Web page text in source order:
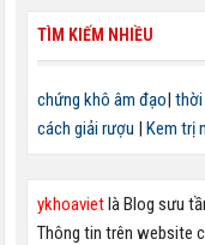
TÌM KIẾM NHIỀU
chứng khô âm đạo thời
cách giải rượu
Kem trị
ykhoavietlà Blog sưu
Thông tin trên website